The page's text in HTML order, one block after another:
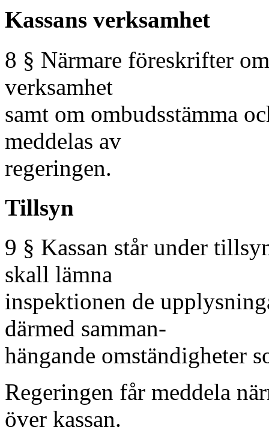
Kassans verksamhet
8 § Närmare föreskrifter
verksamhet
samt om ombudsstämma
meddelas av
regeringen.
Tillsyn
9 § Kassan står under
skall lämna
inspektionen de
därmed samman-
hängande omständigheter
Regeringen får meddela
över kassan.